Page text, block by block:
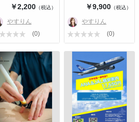
￥2,200 （税込）
やすりん
(0)
￥9,900（税込）
やすりん
(0)